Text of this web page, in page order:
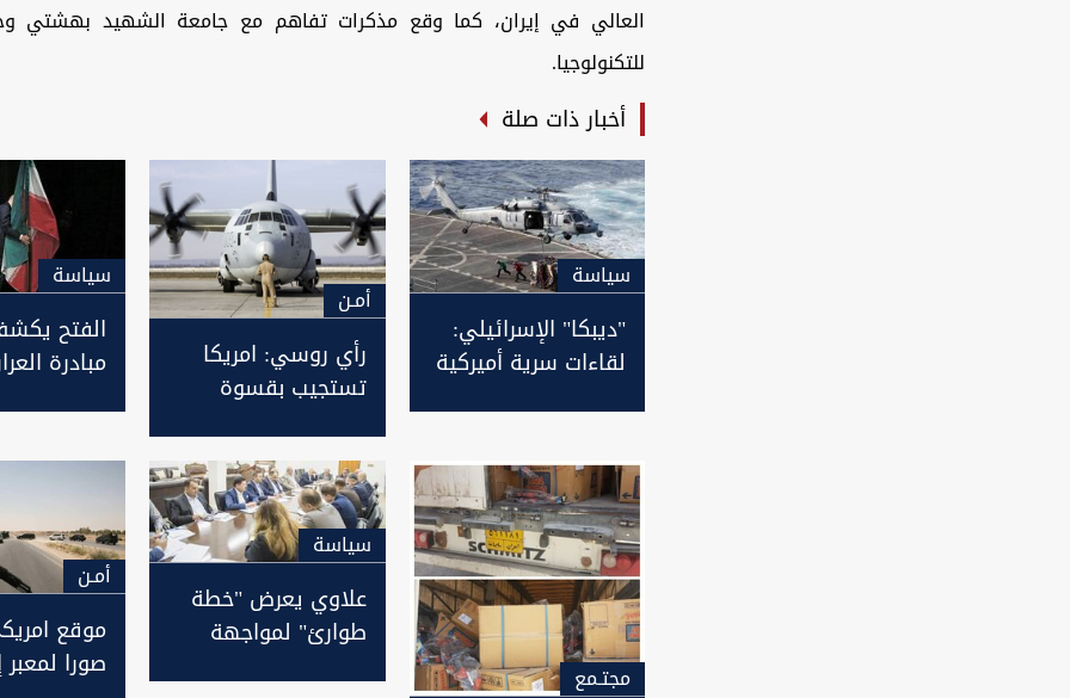
العالي في إيران، كما وقع مذكرات تفاهم مع جامعة الشهيد بهشتي
للتكنولوجيا.
أخبار ذات صلة
سیاسة
"ديبكا" الإسرائيلي:
لقاءات سرية أميركية
أمـن
رأي روسي: امريكا
تستجيب بقسوة
طهران
سیاسة
الفتح
مبادرة
مجتـمع
سیاسة
علاوي يعرض "خطة
طوارئ" لمواجهة
أمـن
موقع
صورا لمعبر